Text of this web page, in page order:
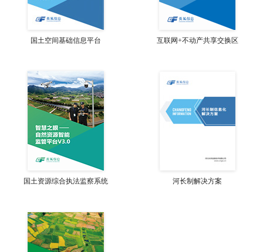
国土空间基础信息平台 互联网+不动产共享交换区
国土资源综合执法监察系统 河长制解决方案